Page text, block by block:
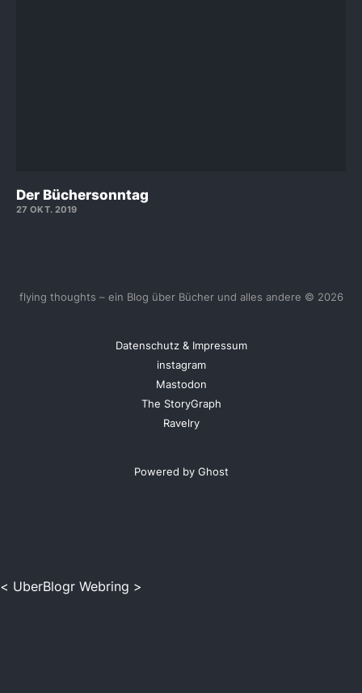
Der Büchersonntag
27 OKT. 2019
flying thoughts – ein Blog über Bücher und alles andere © 2026
Datenschutz & Impressum
instagram
Mastodon
The StoryGraph
Ravelry
Powered by Ghost
< UberBlogr Webring >